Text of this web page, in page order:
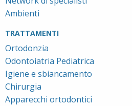
Ambienti
TRATTAMENTI
Ortodonzia
Odontoiatria Pediatrica
Igiene e sbiancamento
Chirurgia
Apparecchi ortodontici